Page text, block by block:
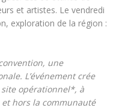
et artistes. Le vendredi
exploration de la région :
une
L’événement crée
opérationnel*, à
hors la communauté